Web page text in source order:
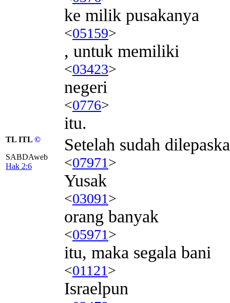
ke milik pusakanya
<05159>
, untuk memiliki
<03423>
negeri
<0776>
itu.
TL ITL ©
SABDAweb
Hak 2:6
Setelah sudah
<07971>
Yusak
<03091>
orang banyak
<05971>
itu, maka segala bani
<01121>
Israelpun